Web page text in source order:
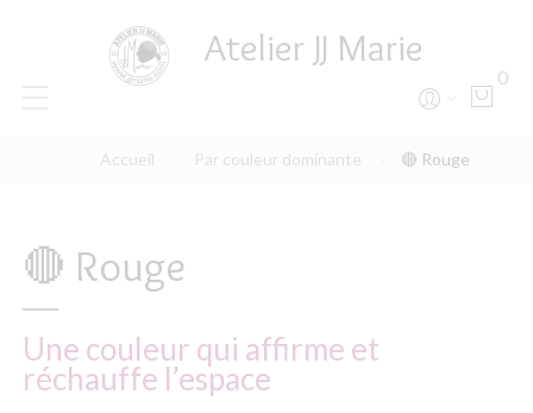
Atelier JJ Marie
0
Accueil Par couleur dominante 🔴 Rouge
🔴 Rouge
Une couleur qui affirme et
réchauffe l’espace